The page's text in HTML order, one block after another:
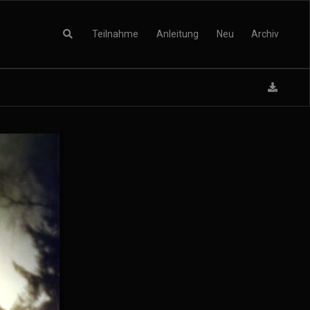
Teilnahme Anleitung Neu Archiv